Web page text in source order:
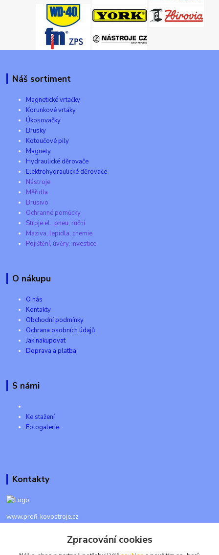
Náš sortiment
Magnetické vrtačky
Korunkové vrtáky
Úkosovačky
Brusky
Kotoučové pily
Magnety
Hydraulické děrovače
Elektrohydraulické děrovače
Nástroje
Měřidla
Brusivo
Ochranné pomůcky
Stroje el., pneu, ruční
Maziva, lepidla, chemie
Pojištění, úvěry, investice
O nákupu
O nás
Kontakty
Obchodní podmínky
Ochrana osobních údajů
Jak nakupovat
Doprava a platba
S námi
Ke stažení
Fotogalerie
Kontakty
www.profi-kovostroje.cz
+420 605 017 866
Každý den 8 - 20 hod - SMS kdykoliv
Zpracování cookies